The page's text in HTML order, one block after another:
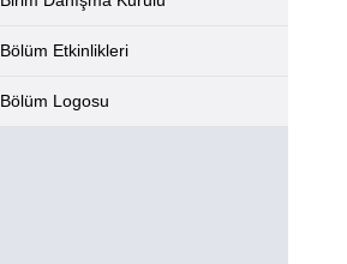
Bölüm Etkinlikleri
Bölüm Logosu